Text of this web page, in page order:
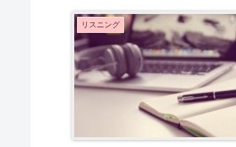
リスニング